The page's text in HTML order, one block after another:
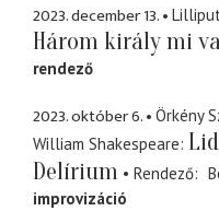
2023. december 13.
Három király mi
rendező
2023. október 6.
Örkény
William Shakespeare
Delírium
Rendező
improvizáció